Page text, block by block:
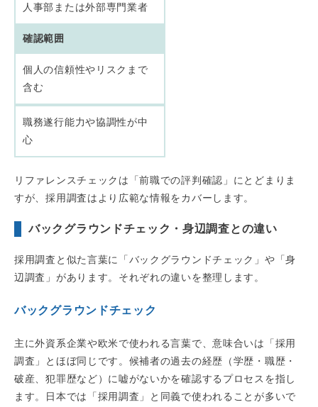
人事部または外部専門業者
確認範囲
個人の信頼性やリスクまで
含む
職務遂行能力や協調性が中
心
リファレンスチェックは「前職での評判確認」にとどまりま
すが、採用調査はより広範な情報をカバーします。
バックグラウンドチェック・身辺調査との違い
採用調査と似た言葉に「バックグラウンドチェック」や「身
辺調査」があります。それぞれの違いを整理します。
バックグラウンドチェック
主に外資系企業や欧米で使われる言葉で、意味合いは「採用
調査」とほぼ同じです。候補者の過去の経歴（学歴・職歴・
破産、犯罪歴など）に嘘がないかを確認するプロセスを指し
ます。日本では「採用調査」と同義で使われることが多いで